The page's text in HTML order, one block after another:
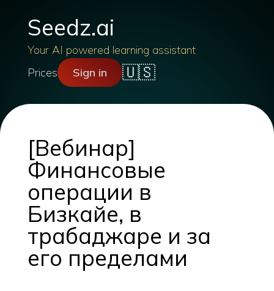
Seedz.ai
Your AI powered learning assistant
Prices
Sign in 🇺🇸
[Вебинар]
Финансовые
операции в
Бизкайе, в
трабаджаре и за
его пределами